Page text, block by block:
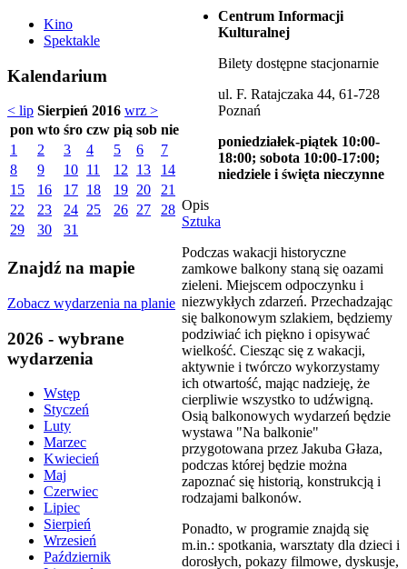
Kino
Spektakle
Kalendarium
< lip Sierpień 2016 wrz >
pon wto śro czw pią sob nie
1
2 3 4 5 6
7
8
9 10 11 12 13
14
15
16 17 18 19 20
21
22
23 24 25 26 27
28
29
30 31
Znajdź na mapie
Zobacz wydarzenia na planie
2026 - wybrane
wydarzenia
Wstęp
Styczeń
Luty
Marzec
Kwiecień
Maj
Czerwiec
Lipiec
Sierpień
Wrzesień
Październik
Centrum Informacji
Kulturalnej
Bilety dostępne stacjonarnie
ul. F. Ratajczaka 44, 61-728
Poznań
poniedziałek-piątek 10:00-
18:00; sobota 10:00-17:00;
niedziele i święta nieczynne
Opis
Sztuka
Podczas wakacji historyczne
zamkowe balkony staną się oazami
zieleni. Miejscem odpoczynku i
niezwykłych zdarzeń. Przechadzając
się balkonowym szlakiem, będziemy
podziwiać ich piękno i opisywać
wielkość. Ciesząc się z wakacji,
aktywnie i twórczo wykorzystamy
ich otwartość, mając nadzieję, że
cierpliwie wszystko to udźwigną.
Osią balkonowych wydarzeń będzie
wystawa "Na balkonie"
przygotowana przez Jakuba Głaza,
podczas której będzie można
zapoznać się historią, konstrukcją i
rodzajami balkonów.
Ponadto, w programie znajdą się
m.in.: spotkania, warsztaty dla dzieci i
dorosłych, pokazy filmowe, dyskusje,